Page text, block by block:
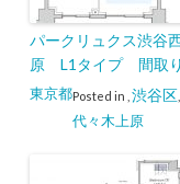
パークリュクス渋谷
原 L1タイプ 間取り
Posted in
東京都 渋谷区
代々木上原